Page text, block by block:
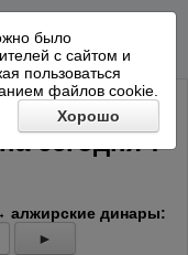
было
с сайтом и
пользоваться
файлов cookie.
Хорошо
к 100
сегодня*:
алжирские динары:
►